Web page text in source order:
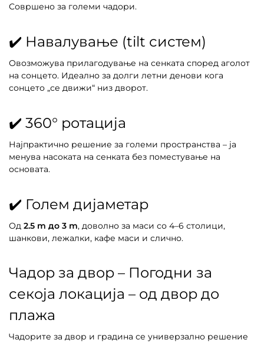
Совршено за големи чадори.
✔️ Навалување (tilt систем)
Овозможува прилагодување на сенката според аголот
на сонцето. Идеално за долги летни денови кога
сонцето „се движи“ низ дворот.
✔️ 360° ротација
Најпрактично решение за големи пространства – ја
менува насоката на сенката без поместување на
основата.
✔️ Голем дијаметар
Од 2.5 m до 3 m, доволно за маси со 4–6 столици,
шанкови, лежалки, кафе маси и слично.
Чадор за двор – Погодни за
секоја локација – од двор до
плажа
Чадорите за двор и градина се универзално решение